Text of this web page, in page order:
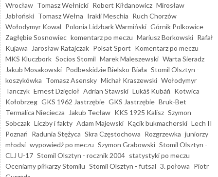
Wrocław Tomasz Wełnicki Robert Kiłdanowicz Mirosław
Jabłoński Tomasz Wełna Irakli Meschia Ruch Chorzów
Wołodymyr Kowal Polonia Lidzbark Warmiński Górnik Polkowice
Zagłębie Sosnowiec komentarz po meczu Mariusz Borkowski Rafał
Kujawa
Jarosław Ratajczak Polsat Sport Komentarz po meczu
MKS Kluczbork Socios Stomil Marek Maleszewski Warta Sieradz
Jakub Mosakowski Podbeskidzie Bielsko-Biała Stomil Olsztyn -
koszykówka Tomasz Asensky Michał Kraszewski Wołodymyr
Tanczyk Ernest Dzięcioł Adrian Stawski Lukáš Kubáň Kotwica
Kołobrzeg GKS 1962 Jastrzębie GKS Jastrzębie Bruk-Bet
Termalica Nieciecza
Jakub Tecław KKS 1925 Kalisz Szymon
Sobczak Liczby i fakty Adam Majewski Kącik bukmacherski Lech II
Poznań Radunia Stężyca Skra Częstochowa Rozgrzewka juniorzy
młodsi wypowiedź po meczu Szymon Grabowski Stomil Olsztyn -
CLJ U-17 Stomil Olsztyn - rocznik 2004 statystyki po meczu
Oceniamy piłkarzy Stomilu Stomil Olsztyn - futsal 3. połowa Piotr